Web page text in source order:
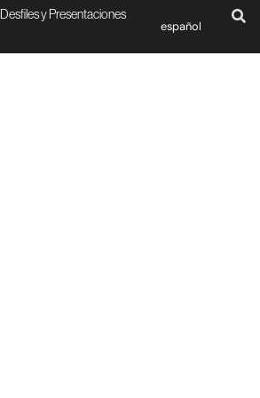
Desfiles y Presentaciones
español